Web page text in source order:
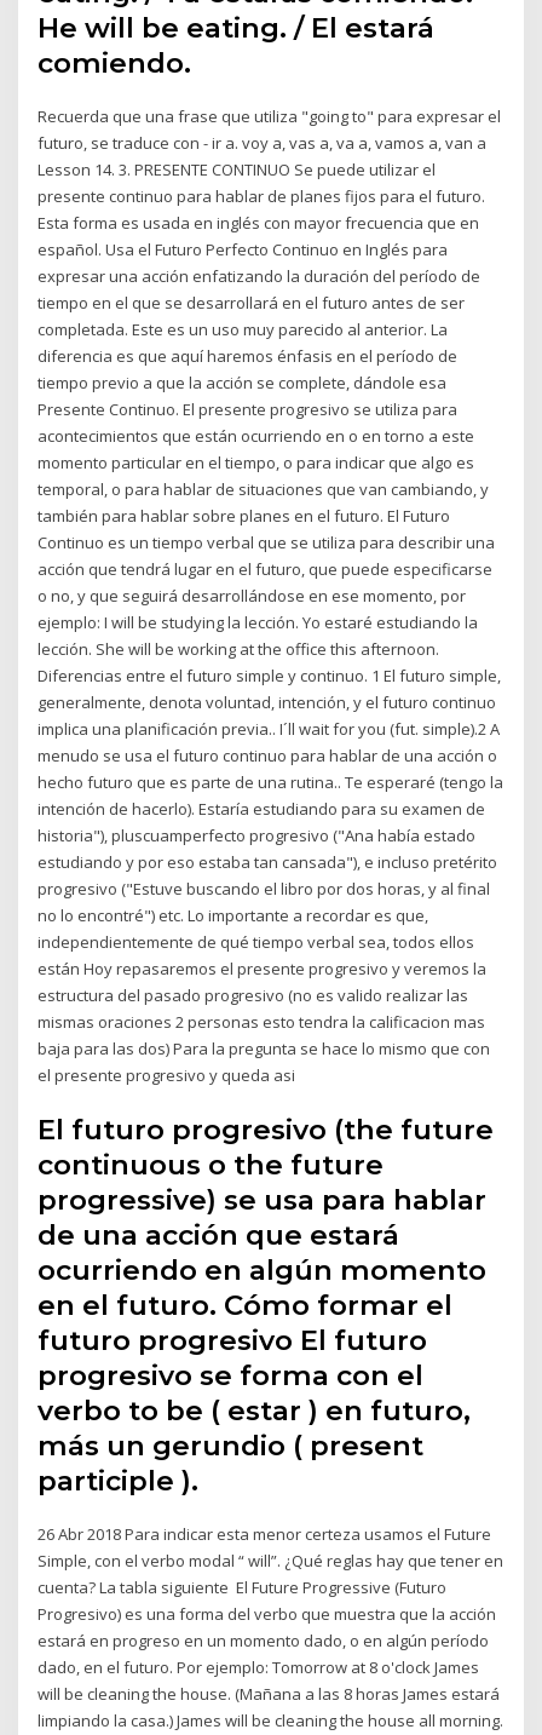
He will be eating. / El estará
comiendo.
Recuerda que una frase que utiliza "going to" para expresar el
futuro, se traduce con - ir a. voy a, vas a, va a, vamos a, van a
Lesson 14. 3. PRESENTE CONTINUO Se puede utilizar el
presente continuo para hablar de planes fijos para el futuro.
Esta forma es usada en inglés con mayor frecuencia que en
español. Usa el Futuro Perfecto Continuo en Inglés para
expresar una acción enfatizando la duración del período de
tiempo en el que se desarrollará en el futuro antes de ser
completada. Este es un uso muy parecido al anterior. La
diferencia es que aquí haremos énfasis en el período de
tiempo previo a que la acción se complete, dándole esa
Presente Continuo. El presente progresivo se utiliza para
acontecimientos que están ocurriendo en o en torno a este
momento particular en el tiempo, o para indicar que algo es
temporal, o para hablar de situaciones que van cambiando, y
también para hablar sobre planes en el futuro. El Futuro
Continuo es un tiempo verbal que se utiliza para describir una
acción que tendrá lugar en el futuro, que puede especificarse
o no, y que seguirá desarrollándose en ese momento, por
ejemplo: I will be studying la lección. Yo estaré estudiando la
lección. She will be working at the office this afternoon.
Diferencias entre el futuro simple y continuo. 1 El futuro simple,
generalmente, denota voluntad, intención, y el futuro continuo
implica una planificación previa.. I´ll wait for you (fut. simple).2 A
menudo se usa el futuro continuo para hablar de una acción o
hecho futuro que es parte de una rutina.. Te esperaré (tengo la
intención de hacerlo). Estaría estudiando para su examen de
historia"), pluscuamperfecto progresivo ("Ana había estado
estudiando y por eso estaba tan cansada"), e incluso pretérito
progresivo ("Estuve buscando el libro por dos horas, y al final
no lo encontré") etc. Lo importante a recordar es que,
independientemente de qué tiempo verbal sea, todos ellos
están Hoy repasaremos el presente progresivo y veremos la
estructura del pasado progresivo (no es valido realizar las
mismas oraciones 2 personas esto tendra la calificacion mas
baja para las dos) Para la pregunta se hace lo mismo que con
el presente progresivo y queda asi
El futuro progresivo (the future
continuous o the future
progressive) se usa para hablar
de una acción que estará
ocurriendo en algún momento
en el futuro. Cómo formar el
futuro progresivo El futuro
progresivo se forma con el
verbo to be ( estar ) en futuro,
más un gerundio ( present
participle ).
26 Abr 2018 Para indicar esta menor certeza usamos el Future
Simple, con el verbo modal “ will”. ¿Qué reglas hay que tener en
cuenta? La tabla siguiente El Future Progressive (Futuro
Progresivo) es una forma del verbo que muestra que la acción
estará en progreso en un momento dado, o en algún período
dado, en el futuro. Por ejemplo: Tomorrow at 8 o'clock James
will be cleaning the house. (Mañana a las 8 horas James estará
limpiando la casa.) James will be cleaning the house all morning.